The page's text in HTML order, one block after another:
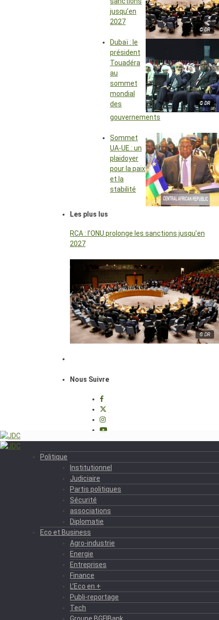
© DR
jusqu’en
2027
© DR
Dubaï : le
président
Touadéra
au
sommet
mondial
des
gouvernements
Sommet
UA-UE : un
plaidoyer
pour la paix
et la
stabilité
Les plus lus
RCA : l’ONU prolonge les sanctions jusqu’en
2027
© DR
Nous Suivre
Politique
Institutionnel
Judiciaire
Partis politiques
Sécurité
associations
Diplomatie
Eco et Business
Agro-industrie
Energie
Entreprises
Finance
L’Eco en +
Publi-reportage
Tech